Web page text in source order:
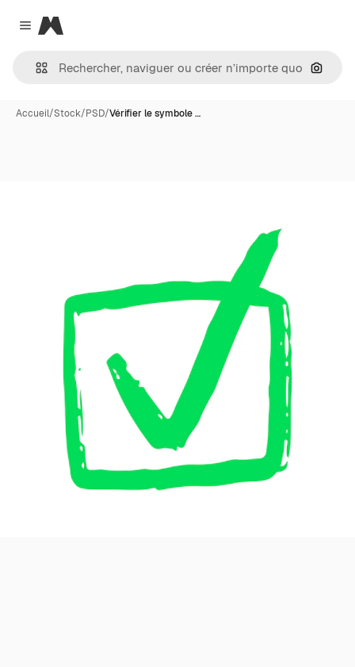
Close menu
Magnific
Accueil/Stock/PSD/Vérifier le symbole …